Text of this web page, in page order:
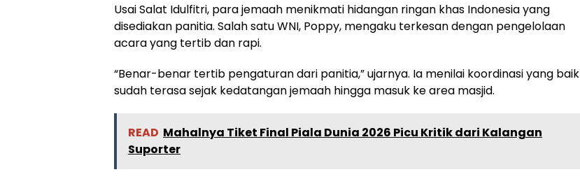
Usai Salat Idulfitri, para jemaah menikmati hidangan ringan khas Indonesia yang
disediakan panitia. Salah satu WNI, Poppy, mengaku terkesan dengan pengelolaan
acara yang tertib dan rapi.
“Benar-benar tertib pengaturan dari panitia,” ujarnya. Ia menilai koordinasi yang baik
sudah terasa sejak kedatangan jemaah hingga masuk ke area masjid.
READ Mahalnya Tiket Final Piala Dunia 2026 Picu Kritik dari Kalangan
Suporter